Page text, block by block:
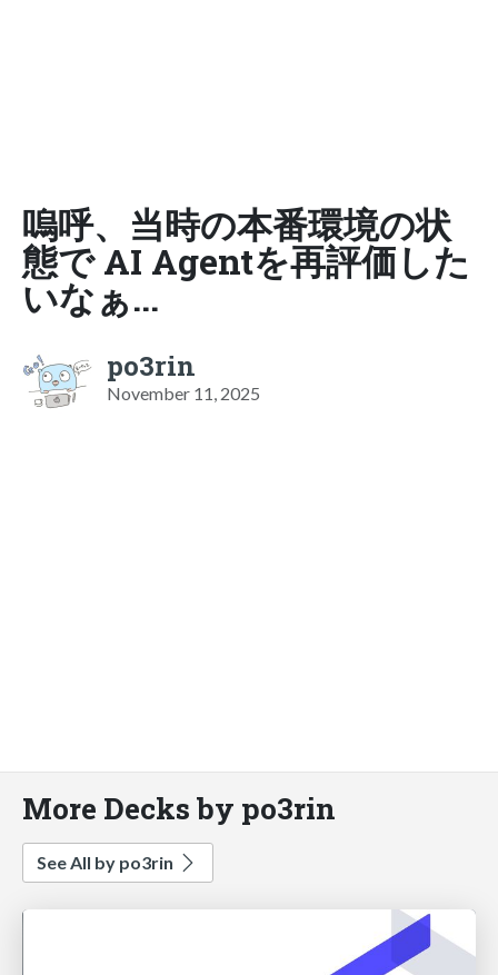
嗚呼、当時の本番環境の状
態で AI Agentを再評価した
いなぁ...
po3rin
November 11, 2025
More Decks by po3rin
See All by po3rin